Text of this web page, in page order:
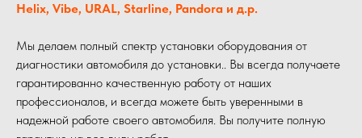
Helix, Vibe, URAL, Starline, Pandora и д.р.
Мы делаем полный спектр установки оборудования от
диагностики автомобиля до установки.. Вы всегда получаете
гарантированно качественную работу от наших
профессионалов, и всегда можете быть уверенными в
надежной работе своего автомобиля. Вы получите полную